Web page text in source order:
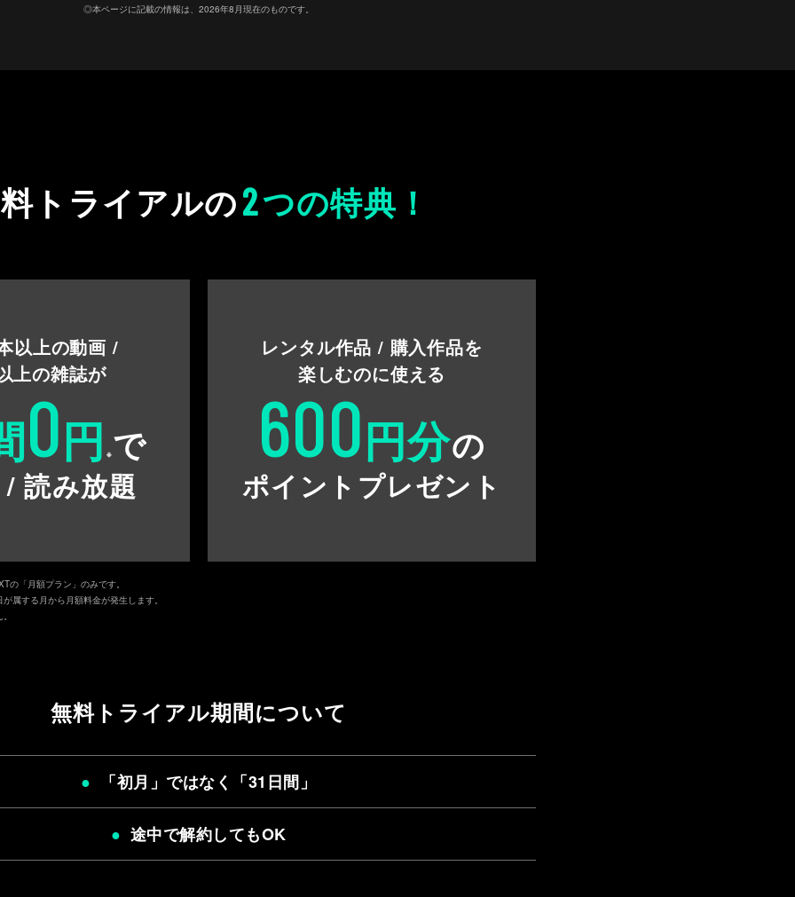
◎本ページに記載の情報は、2026年8月現在のものです。
トライアルの2つの特典！
以上の動画 /
上の雑誌が
0円 ※で
/ 読み放題
の「月額プラン」のみです。
属する月から月額料金が発生します。
レンタル作品 / 購入作品を
楽しむのに使える
600円分の
ポイントプレゼント
無料トライアル期間について
「初月」ではなく「31日間 」
途中で解約してもOK